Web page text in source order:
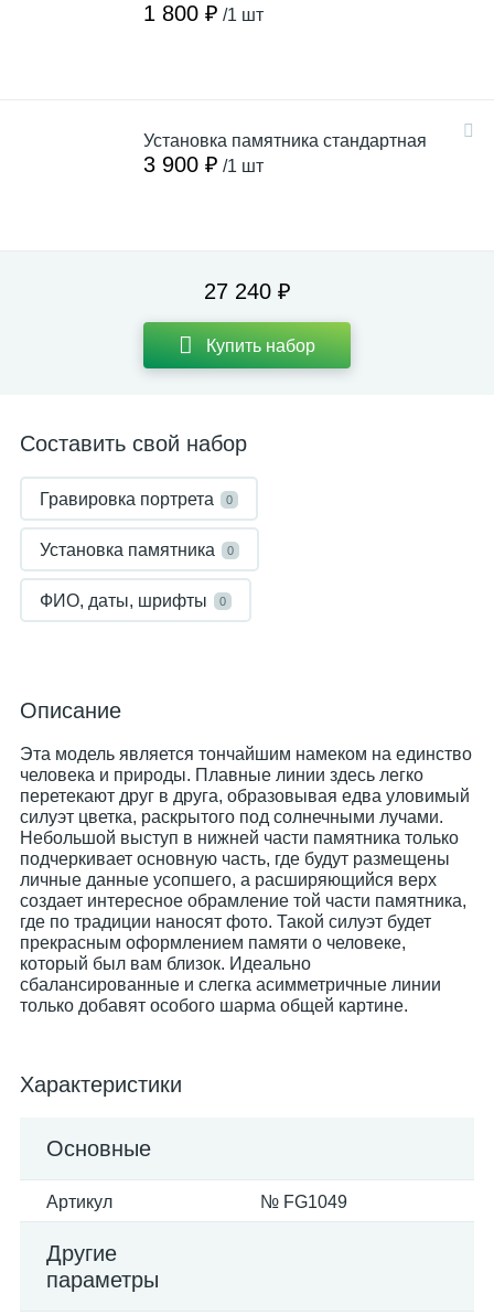
1 800 ₽ /1 шт
Установка памятника стандартная
3 900 ₽ /1 шт
27 240 ₽
Купить набор
Составить свой набор
Гравировка портрета 0
Установка памятника 0
ФИО, даты, шрифты 0
Описание
Эта модель является тончайшим намеком на единство
человека и природы. Плавные линии здесь легко
перетекают друг в друга, образовывая едва уловимый
силуэт цветка, раскрытого под солнечными лучами.
Небольшой выступ в нижней части памятника только
подчеркивает основную часть, где будут размещены
личные данные усопшего, а расширяющийся верх
создает интересное обрамление той части памятника,
где по традиции наносят фото. Такой силуэт будет
прекрасным оформлением памяти о человеке,
который был вам близок. Идеально
сбалансированные и слегка асимметричные линии
только добавят особого шарма общей картине.
Характеристики
Основные
Артикул № FG1049
Другие
параметры